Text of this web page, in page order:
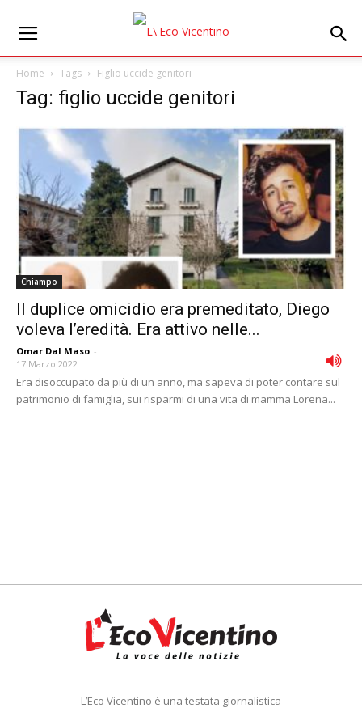
Home Tags Figlio uccide genitori
Tag: figlio uccide genitori
Chiampo
Il duplice omicidio era premeditato, Diego
voleva l’eredità. Era attivo nelle...
Omar Dal Maso -
17 Marzo 2022
Era disoccupato da più di un anno, ma sapeva di poter contare sul
patrimonio di famiglia, sui risparmi di una vita di mamma Lorena...
L’Eco Vicentino è una testata giornalistica